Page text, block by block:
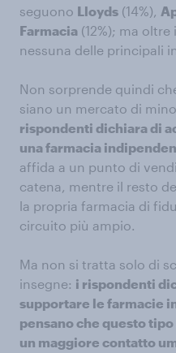
seguono Lloyds (14%),
Farmacia (12%); ma
nessuna delle principali
Non sorprende quindi
siano un mercato di
rispondenti dichiara di
una farmacia
affida a un punto di
catena, mentre il resto
la propria farmacia di
circuito più ampio.
Ma non si tratta solo di
insegne: i rispondenti
supportare le farmacie
pensano che questo
un maggiore contatto